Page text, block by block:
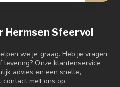
Hermsen Sfeervol
we je graag. Heb je vragen
Onze klantenservice
advies en een snelle,
contact met ons op.